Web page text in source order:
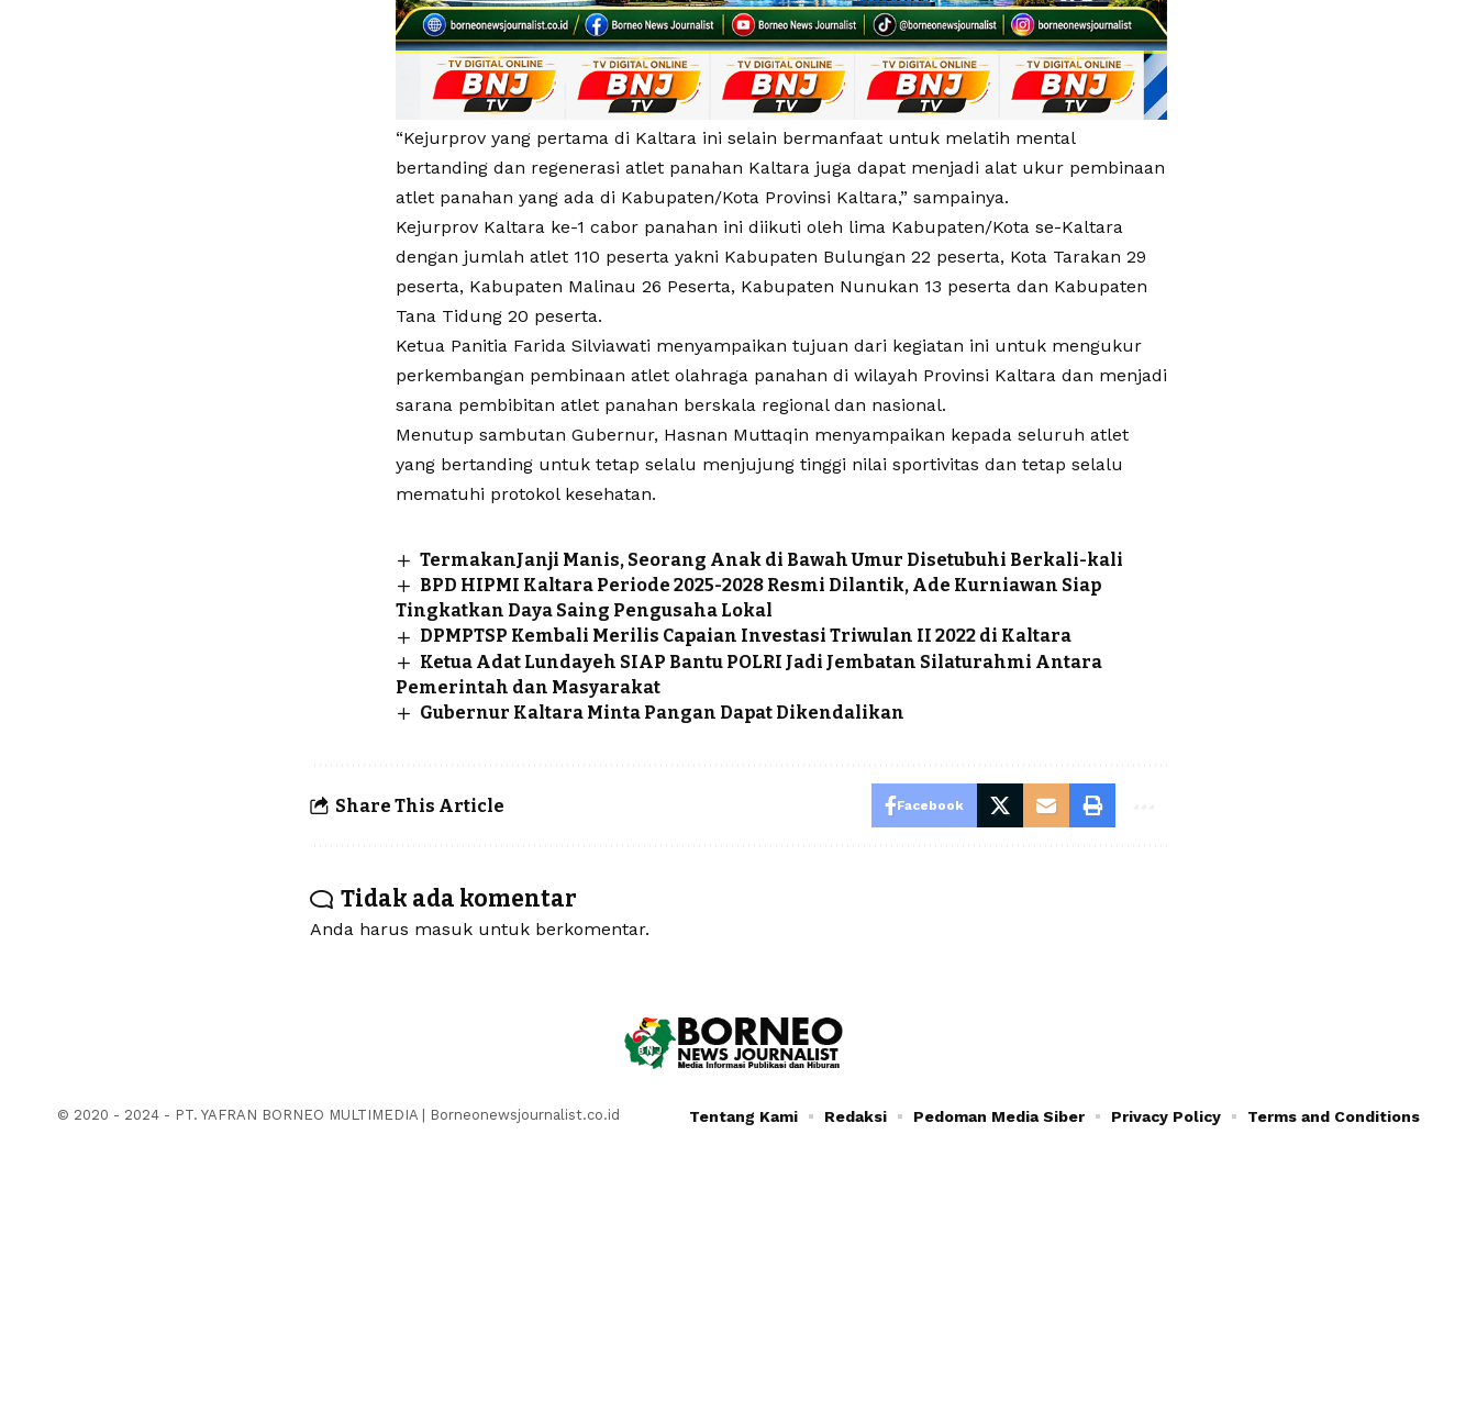
“Kejurprov yang pertama di Kaltara ini selain bermanfaat untuk melatih mental
bertanding dan regenerasi atlet panahan Kaltara juga dapat menjadi alat ukur pembinaan
atlet panahan yang ada di Kabupaten/Kota Provinsi Kaltara,” sampainya.
Kejurprov Kaltara ke-1 cabor panahan ini diikuti oleh lima Kabupaten/Kota se-Kaltara
dengan jumlah atlet 110 peserta yakni Kabupaten Bulungan 22 peserta, Kota Tarakan 29
peserta, Kabupaten Malinau 26 Peserta, Kabupaten Nunukan 13 peserta dan Kabupaten
Tana Tidung 20 peserta.
Ketua Panitia Farida Silviawati menyampaikan tujuan dari kegiatan ini untuk mengukur
perkembangan pembinaan atlet olahraga panahan di wilayah Provinsi Kaltara dan menjadi
sarana pembibitan atlet panahan berskala regional dan nasional.
Menutup sambutan Gubernur, Hasnan Muttaqin menyampaikan kepada seluruh atlet
yang bertanding untuk tetap selalu menjujung tinggi nilai sportivitas dan tetap selalu
mematuhi protokol kesehatan.
TermakanJanji Manis, Seorang Anak di Bawah Umur Disetubuhi Berkali-kali
BPD HIPMI Kaltara Periode 2025-2028 Resmi Dilantik, Ade Kurniawan Siap
Tingkatkan Daya Saing Pengusaha Lokal
DPMPTSP Kembali Merilis Capaian Investasi Triwulan II 2022 di Kaltara
Ketua Adat Lundayeh SIAP Bantu POLRI Jadi Jembatan Silaturahmi Antara
Pemerintah dan Masyarakat
Gubernur Kaltara Minta Pangan Dapat Dikendalikan
Share This Article Facebook
Tidak ada komentar
Anda harus masuk untuk berkomentar.
© 2020 - 2024 - PT. YAFRAN BORNEO MULTIMEDIA | Borneonewsjournalist.co.id Tentang Kami Redaksi Pedoman Media Siber Privacy Policy Terms and Conditions